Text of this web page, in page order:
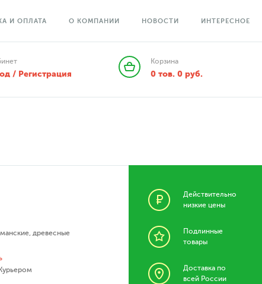
И ОПЛАТА О КОМПАНИИ НОВОСТИ ИНТЕРЕСНОЕ
/ Регистрация
Корзина
0 тов. 0руб.
, древесные
Действительно
низкие цены
Подлинные
товары
Доставка по
всей России